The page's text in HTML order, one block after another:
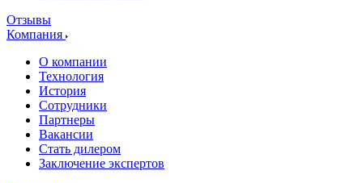
Отзывы
Компания
О компании
Технология
История
Сотрудники
Партнеры
Вакансии
Стать дилером
Заключение экспертов